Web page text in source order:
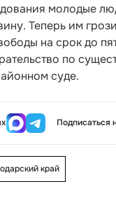
молодые
Теперь им
на срок до
по
суде.
Подписаться
край